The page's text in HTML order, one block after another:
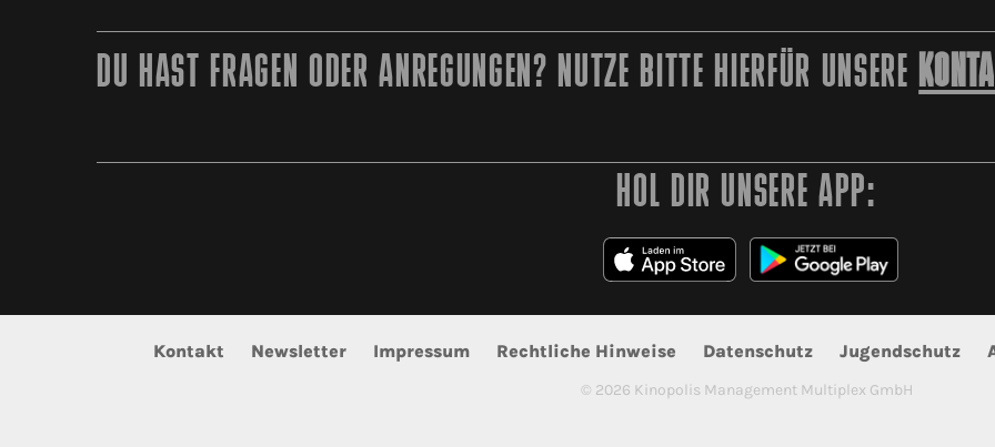
DU HAST FRAGEN ODER ANREGUNGEN? NUTZE BITTE HIERFÜR UNSERE
HOL DIR UNSERE APP:
Kontakt Newsletter Impressum Rechtliche Hinweise Datenschutz Jugendschutz
© 2026 Kinopolis Management Multiplex GmbH